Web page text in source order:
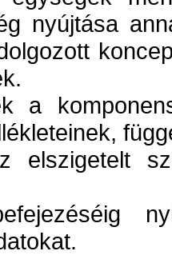
nyújtása
a
elszigetelt